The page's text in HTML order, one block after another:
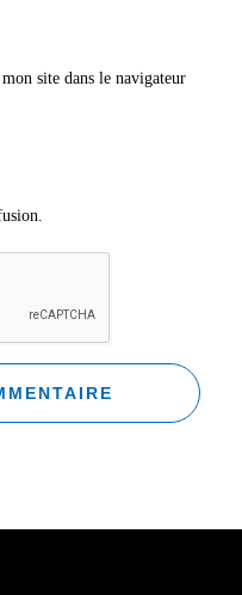
site dans le navigateur